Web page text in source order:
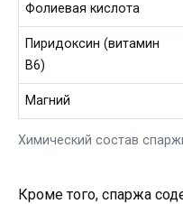
Химический состав
Фолиевая кислота
Пиридоксин (витамин
В6)
Магний
Кроме того, спаржа